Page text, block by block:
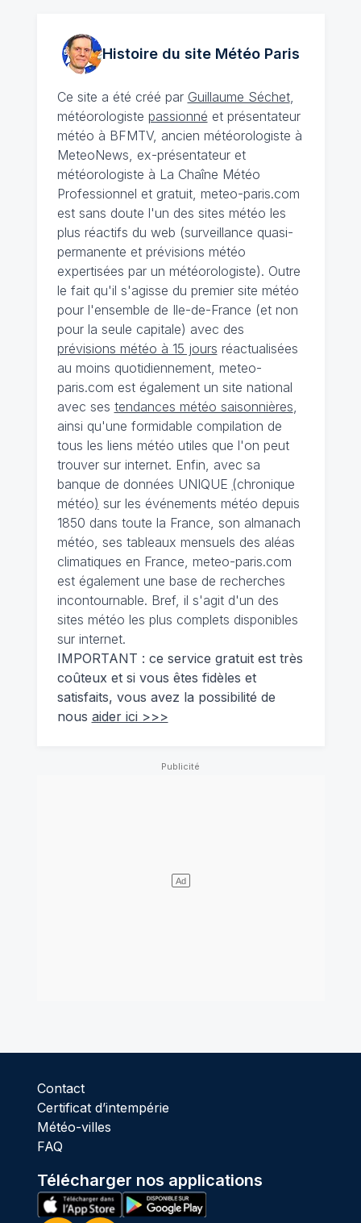
Histoire du site MétéoParis
Ce site a été créé par Guillaume Séchet,
météorologiste passionné et présentateur
météo à BFMTV, ancien météorologiste à
MeteoNews, ex-présentateur et
météorologiste à La Chaîne Météo
Professionnel et gratuit, meteo-paris.com
est sans doute l'un des sites météo les
plus réactifs du web (surveillance quasi-
permanente et prévisions météo
expertisées par un météorologiste). Outre
le fait qu'il s'agisse du premier site météo
pour l'ensemble de Ile-de-France (et non
pour la seule capitale) avec des
prévisions météo à 15 jours réactualisées
au moins quotidiennement, meteo-
paris.com est également un site national
avec ses tendances météo saisonnières,
ainsi qu'une formidable compilation de
tous les liens météo utiles que l'on peut
trouver sur internet. Enfin, avec sa
banque de données UNIQUE (chronique
météo) sur les événements météo depuis
1850 dans toute la France, son almanach
météo, ses tableaux mensuels des aléas
climatiques en France, meteo-paris.com
est également une base de recherches
incontournable. Bref, il s'agit d'un des
sites météo les plus complets disponibles
sur internet.
IMPORTANT : ce service gratuit est très
coûteux et si vous êtes fidèles et
satisfaits, vous avez la possibilité de
nous aider ici >>>
Contact
Certificat d’intempérie
Météo-villes
FAQ
Télécharger nos applications